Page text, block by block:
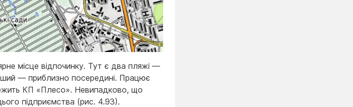
місце відпочинку. Тут є два пляжі —
— приблизно посередині. Працює
КП «Плесо». Невипадково, що
підприємства (рис. 4.93).